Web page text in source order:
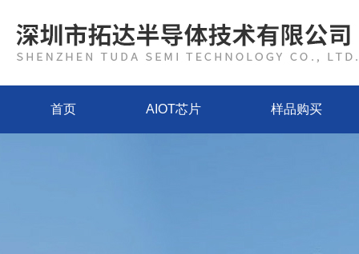
首页 AIOT芯片 样品购买